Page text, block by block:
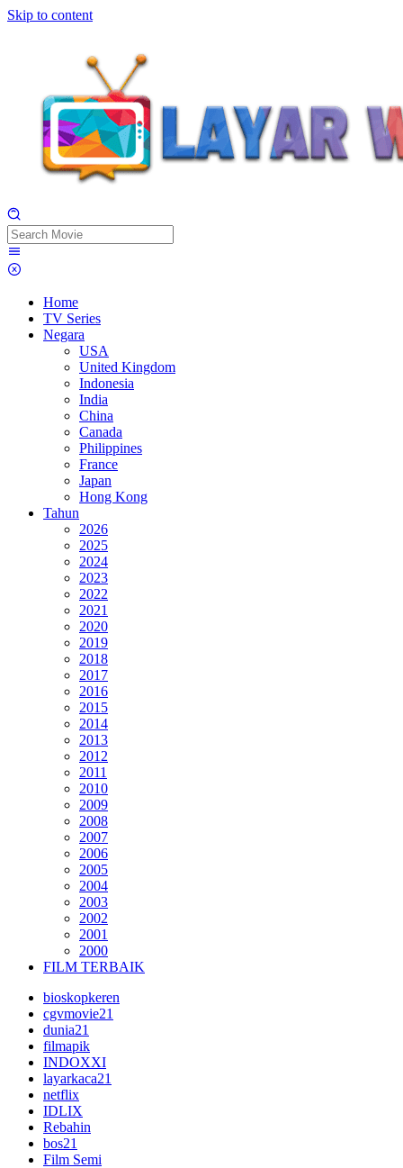
Skip to content
Home
TV Series
Negara
USA
United Kingdom
Indonesia
India
China
Canada
Philippines
France
Japan
Hong Kong
Tahun
2026
2025
2024
2023
2022
2021
2020
2019
2018
2017
2016
2015
2014
2013
2012
2011
2010
2009
2008
2007
2006
2005
2004
2003
2002
2001
2000
FILM TERBAIK
bioskopkeren
cgvmovie21
dunia21
filmapik
INDOXXI
layarkaca21
netflix
IDLIX
Rebahin
bos21
Film Semi